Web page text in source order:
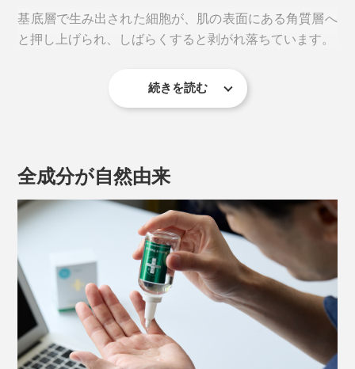
品はガラスのボトルで要冷蔵のため、持ち運びには向き
ませんが、パウチのサンプルならかさばらず、旅行にも
「これを使わない生活には戻れない」「もう手放せな
中国の医薬品GMP認定工場と独占販売契約を結び、化
粧品成分として化粧品表示名称申請するところからスタ
ート。
いかにそのパワーをキープしたまま肌に届けられるか試
基底層で生み出された細胞が、肌の表面にある角質層へ
と押し上げられ、しばらくすると剥がれ落ちています。
このサイクルは、20代で約28日間といわれ、加齢とと
もに長くなる傾向に。40代で約45〜55日前後、50代と
続きを読む
全成分が自然由来